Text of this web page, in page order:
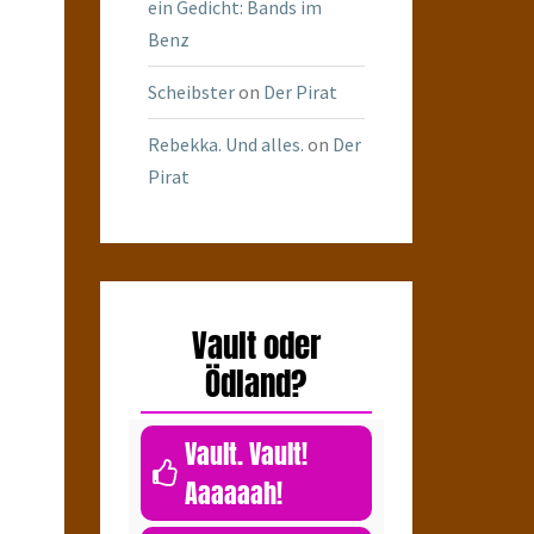
ein Gedicht: Bands im
Benz
Scheibsteron Der Pirat
Rebekka. Und alles. on Der
Pirat
Vault oder
Ödland?
Vault. Vault!
Aaaaaah!